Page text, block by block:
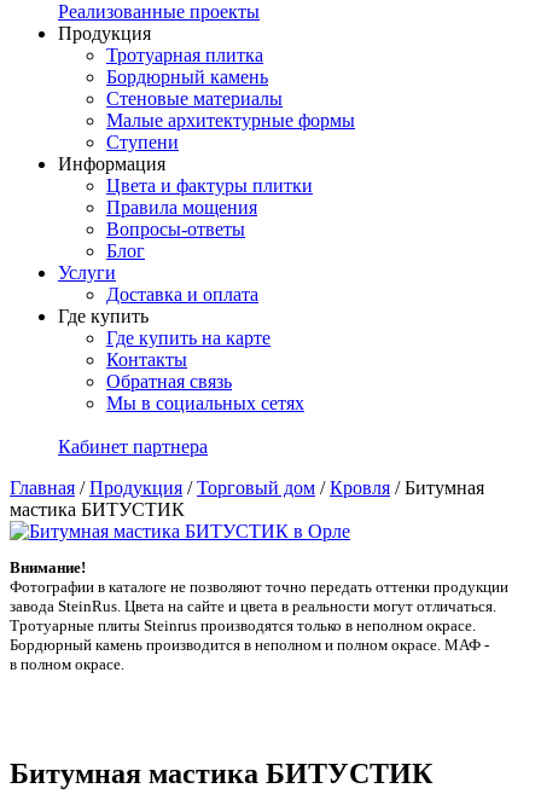
Реализованные проекты
Продукция
Тротуарная плитка
Бордюрный камень
Стеновые материалы
Малые архитектурные формы
Ступени
Информация
Цвета и фактуры плитки
Правила мощения
Вопросы-ответы
Блог
Услуги
Доставка и оплата
Где купить
Где купить на карте
Контакты
Обратная связь
Мы в социальных сетях
Кабинет партнера
Главная /Продукция /Торговый дом /Кровля /Битумная
мастика БИТУСТИК
Внимание!
Фотографии в каталоге не позволяют точно передать оттенки продукции
заводa SteinRus. Цвета на сайте и цвета в реальности могут отличаться.
Тротуарные плиты Steinrus производятся только в неполном окрасе.
Бордюрный камень производится в неполном и полном окрасе. МАФ -
в полном окрасе.
Битумная мастика БИТУСТИК